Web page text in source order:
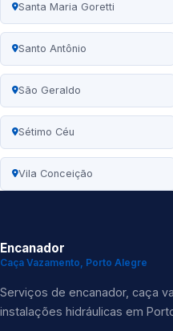
Santa Maria Goretti
Santo Antônio
São Geraldo
Sétimo Céu
Vila Conceição
Encanador
Caça Vazamento, Porto Alegre
Serviços de encanador, caça
instalações hidráulicas em